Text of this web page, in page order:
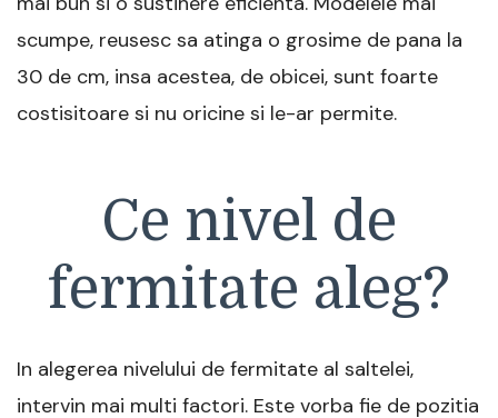
scumpe, reusesc sa atinga o grosime de pana la
30 de cm, insa acestea, de obicei, sunt foarte
costisitoare si nu oricine si le-ar permite.
Ce nivel de
fermitate aleg?
In alegerea nivelului de fermitate al saltelei,
intervin mai multi factori. Este vorba fie de pozitia